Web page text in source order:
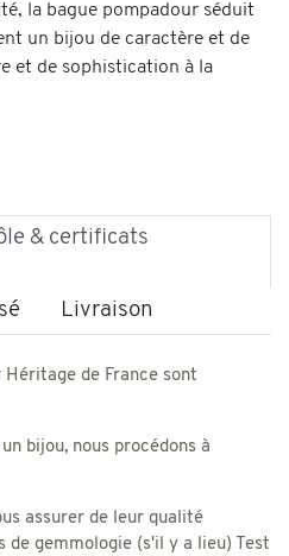
la bague pompadour séduit
un bijou de caractère et de
et de sophistication à la
& certificats
Livraison
Héritage de France sont
bijou, nous procédons à
assurer de leur qualité
gemmologie (s'il y a lieu) Test